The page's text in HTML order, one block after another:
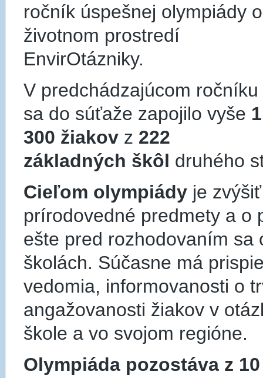
ročník úspešnej olympiády o
životnom prostredí
EnvirOtázniky.
V predchádzajúcom ročníku
sa do súťaže zapojilo vyše 1
300 žiakov z 222
základných škôl druhého
Cieľom olympiády je
prírodovedné predmety a o
ešte pred rozhodovaním sa
školách. Súčasne má
vedomia, informovanosti o
angažovanosti žiakov v
škole a vo svojom regióne.
Olympiáda pozostáva z